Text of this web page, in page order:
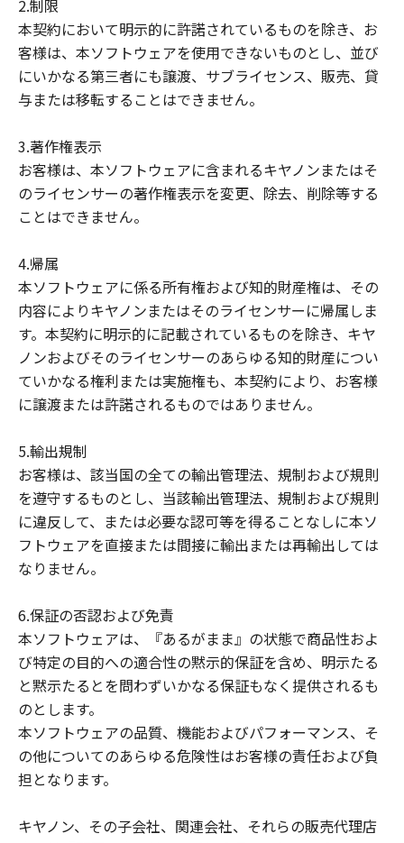
2.制限
本契約において明示的に許諾されているものを除き、お
客様は、本ソフトウェアを使用できないものとし、並び
にいかなる第三者にも譲渡、サブライセンス、販売、貸
与または移転することはできません。
3.著作権表示
お客様は、本ソフトウェアに含まれるキヤノンまたはそ
のライセンサーの著作権表示を変更、除去、削除等する
ことはできません。
4.帰属
本ソフトウェアに係る所有権および知的財産権は、その
内容によりキヤノンまたはそのライセンサーに帰属しま
す。本契約に明示的に記載されているものを除き、キヤ
ノンおよびそのライセンサーのあらゆる知的財産につい
ていかなる権利または実施権も、本契約により、お客様
に譲渡または許諾されるものではありません。
5.輸出規制
お客様は、該当国の全ての輸出管理法、規制および規則
を遵守するものとし、当該輸出管理法、規制および規則
に違反して、または必要な認可等を得ることなしに本ソ
フトウェアを直接または間接に輸出または再輸出しては
なりません。
6.保証の否認および免責
本ソフトウェアは、『あるがまま』の状態で商品性およ
び特定の目的への適合性の黙示的保証を含め、明示たる
と黙示たるとを問わずいかなる保証もなく提供されるも
のとします。
本ソフトウェアの品質、機能およびパフォーマンス、そ
の他についてのあらゆる危険性はお客様の責任および負
担となります。
キヤノン、その子会社、関連会社、それらの販売代理店